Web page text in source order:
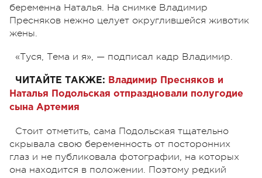
беременна Наталья. На снимке Владимир
Пресняков нежно целует округлившейся животик
жены.
«Туся, Тема и я», — подписал кадр Владимир.
ЧИТАЙТЕ ТАКЖЕ: Владимир Пресняков и
Наталья Подольская отпраздновали полугодие
сына Артемия
Стоит отметить, сама Подольская тщательно
скрывала свою беременность от посторонних
глаз и не публиковала фотографии, на которых
она находится в положении. Поэтому редкий